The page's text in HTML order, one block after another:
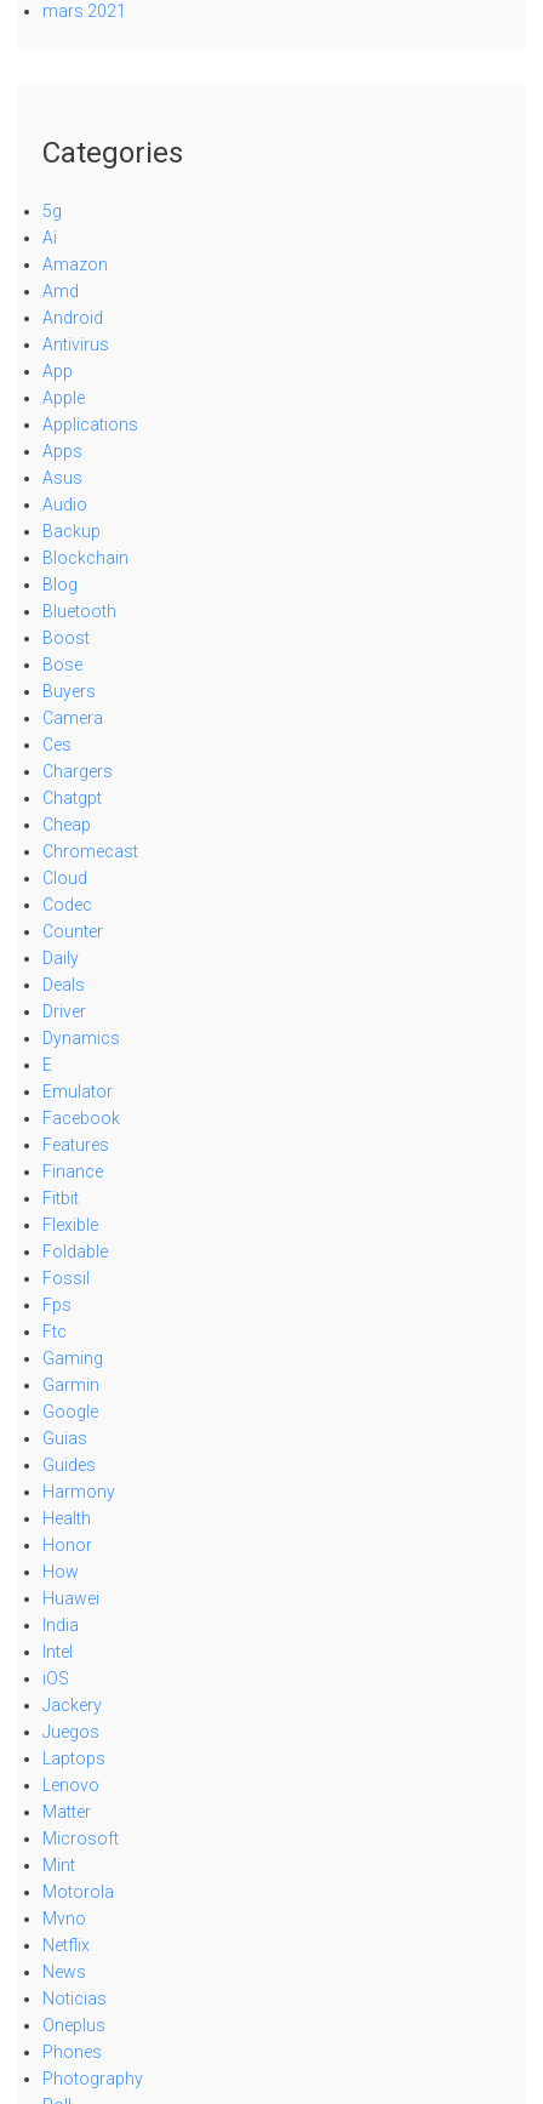
mars 2021
Categories
5g
Ai
Amazon
Amd
Android
Antivirus
App
Apple
Applications
Apps
Asus
Audio
Backup
Blockchain
Blog
Bluetooth
Boost
Bose
Buyers
Camera
Ces
Chargers
Chatgpt
Cheap
Chromecast
Cloud
Codec
Counter
Daily
Deals
Driver
Dynamics
E
Emulator
Facebook
Features
Finance
Fitbit
Flexible
Foldable
Fossil
Fps
Ftc
Gaming
Garmin
Google
Guias
Guides
Harmony
Health
Honor
How
Huawei
India
Intel
iOS
Jackery
Juegos
Laptops
Lenovo
Matter
Microsoft
Mint
Motorola
Mvno
Netflix
News
Noticias
Oneplus
Phones
Photography